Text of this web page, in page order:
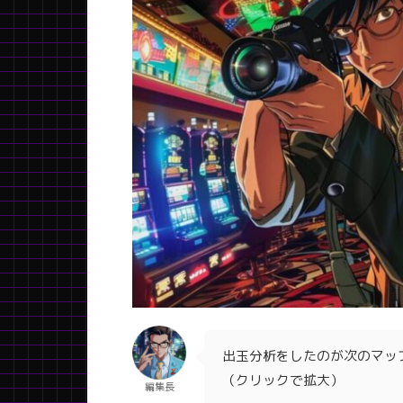
編集長
出玉分析をしたのが次のマッ
（クリックで拡大）